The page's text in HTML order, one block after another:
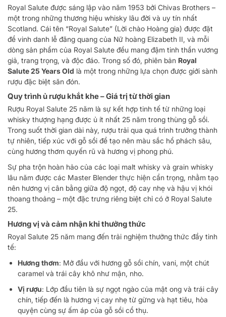
Royal Salute được sáng lập vào năm 1953 bởi Chivas Brothers –
một trong những thương hiệu whisky lâu đời và uy tín nhất
Scotland. Cái tên “Royal Salute” (Lời chào Hoàng gia) được đặt
để vinh danh lễ đăng quang của Nữ hoàng Elizabeth II, và mỗi
dòng sản phẩm của Royal Salute đều mang đậm tinh thần vương
giả, trang trọng, và độc đáo. Trong số đó, phiên bản Royal
Salute 25 Years Old là một trong những lựa chọn được giới sành
rượu đặc biệt săn đón.
Quy trình ủ rượu khắt khe – Giá trị từ thời gian
Rượu Royal Salute 25 năm là sự kết hợp tinh tế từ những loại
whisky thượng hạng được ủ ít nhất 25 năm trong thùng gỗ sồi.
Trong suốt thời gian dài này, rượu trải qua quá trình trưởng thành
tự nhiên, tiếp xúc với gỗ sồi để tạo nên màu sắc hổ phách sâu,
cùng hương thơm quyến rũ và hương vị phong phú.
Sự pha trộn hoàn hảo của các loại malt whisky và grain whisky
lâu năm được các Master Blender thực hiện cẩn trọng, nhằm tạo
nên hương vị cân bằng giữa độ ngọt, độ cay nhẹ và hậu vị khói
thoang thoảng – một đặc trưng riêng biệt chỉ có ở Royal Salute
25.
Hương vị và cảm nhận khi thưởng thức
Royal Salute 25 năm mang đến trải nghiệm thưởng thức đầy tinh
tế:
Hương thơm: Mở đầu với hương gỗ sồi chín, vani, một chút
caramel và trái cây khô như mận, nho.
Vị rượu: Lớp đầu tiên là sự ngọt ngào của mật ong và trái cây
chín, tiếp đến là hương vị cay nhẹ từ gừng và hạt tiêu, hòa
quyện cùng sự ấm áp của gỗ sồi cổ thụ.